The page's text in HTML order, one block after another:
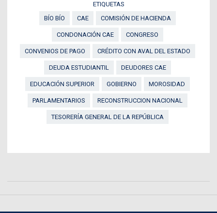
ETIQUETAS
BÍO BÍO
CAE COMISIÓN DE HACIENDA
CONDONACIÓN CAE CONGRESO
CONVENIOS DE PAGO CRÉDITO CON AVAL DEL ESTADO
DEUDA ESTUDIANTIL DEUDORES CAE
EDUCACIÓN SUPERIOR GOBIERNO MOROSIDAD
PARLAMENTARIOS RECONSTRUCCION NACIONAL
TESORERÍA GENERAL DE LA REPÚBLICA